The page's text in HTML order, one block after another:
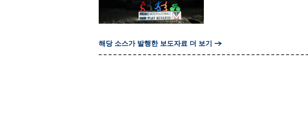
해당 소스가 발행한 보도자료 더 보기